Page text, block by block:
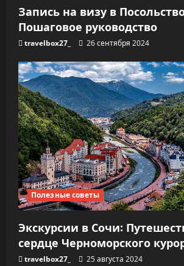
Запись на визу в
Пошаговое руководство
travelbox27_ 26 сентября 2024
Полезные советы
Экскурсии в Сочи:
сердце Черноморского
travelbox27_ 25 августа 2024